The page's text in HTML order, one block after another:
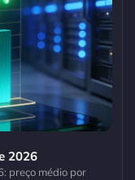
2026
preço médio por